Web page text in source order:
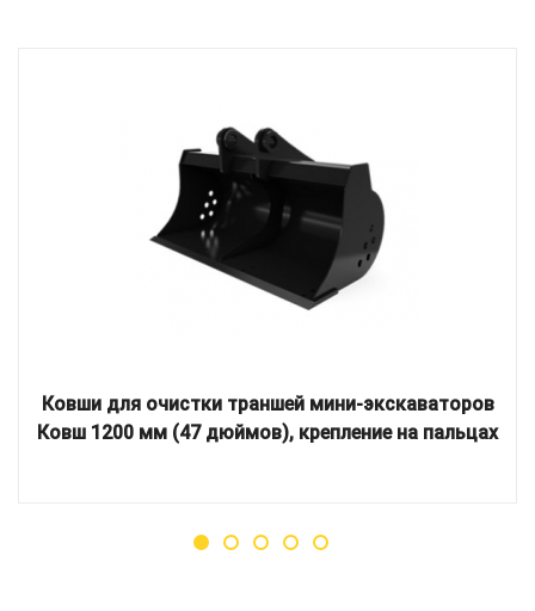
Ковши для очистки траншей мини-экскаваторов
Ковш 1200 мм (47 дюймов), крепление на пальцах